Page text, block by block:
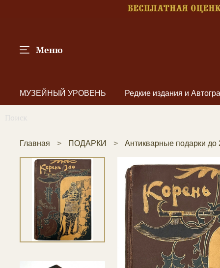
Меню
МУЗЕЙНЫЙ УРОВЕНЬ Редкие издания и
Главная ПОДАРКИ Антикварные подарки до